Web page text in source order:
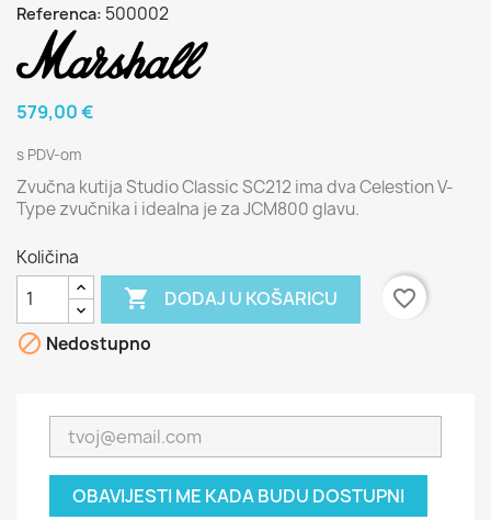
Referenca: 500002
579,00 €
s PDV-om
Zvučna kutija Studio Classic SC212 ima dva Celestion V-
Type zvučnika i idealna je za JCM800 glavu.
Količina
 DODAJ U KOŠARICU
favorite_border
 Nedostupno
OBAVIJESTI ME KADA BUDU DOSTUPNI